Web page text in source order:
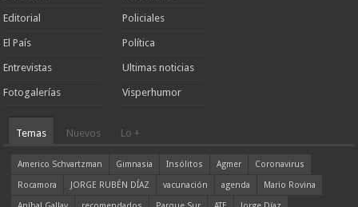
Editorial
El País
Entrevistas
Fotogalerías
Policiales
Política
Ultimas noticias
Visperhumor
Temas Nuevos Lo +
Americo Schvartzman Gimnasia Insólitos Agmer
Coronavirus
Rocamora
JORGE RUBÉN DÍAZ vacunación agenda
Mario Rovina